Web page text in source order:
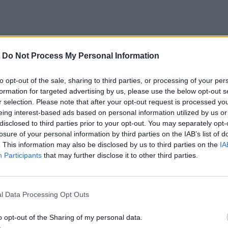
Do Not Process My Personal Information
opt-out of the sale, sharing to third parties, or processing of your
for targeted advertising by us, please use the below opt-out
selection. Please note that after your opt-out request is processed
interest-based ads based on personal information utilized by us
to third parties prior to your opt-out. You may separately
of your personal information by third parties on the IAB’s list of
This information may also be disclosed by us to third parties on the
Participants that may further disclose it to other third parties.
Data Processing Opt Outs
opt-out of the Sharing of my personal data.
θα έχει πολύ αέρα κλπ, οπότε
φωτιάς. Με την ιδέα μας μπορεί να
υπάρχει κίνδυνος εκδήλωσης πυρκαγιάς και με
της πυροσβεστικής, να είναι σε θέση οι
δηλώσει ένα μέλος της ομάδας.